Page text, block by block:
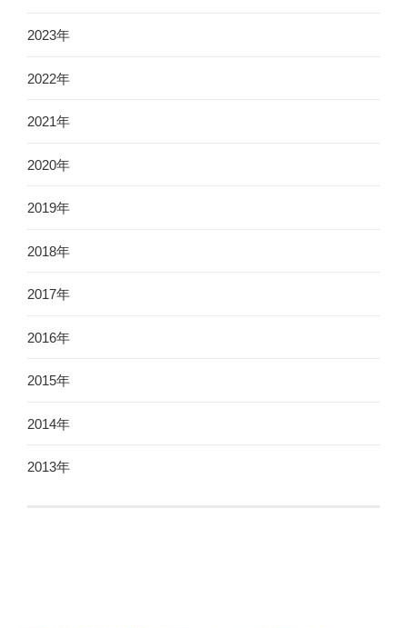
2023年
2022年
2021年
2020年
2019年
2018年
2017年
2016年
2015年
2014年
2013年